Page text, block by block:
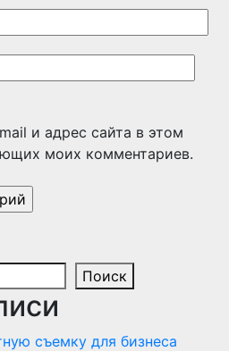
и адрес сайта в этом
моих комментариев.
Поиск
съемку для бизнеса